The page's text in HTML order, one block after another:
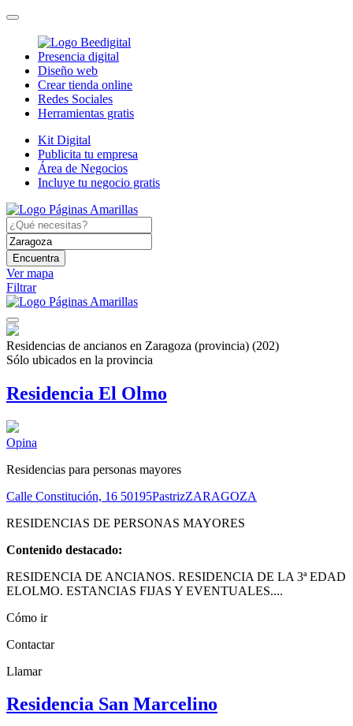
Presencia digital
Diseño web
Crear tienda online
Redes Sociales
Herramientas gratis
Kit Digital
Publicita tu empresa
Área de Negocios
Incluye tu negocio gratis
Encuentra
Ver mapa
Filtrar
Residencias de ancianos en Zaragoza (provincia) (202)
Sólo ubicados en la provincia
Residencia El Olmo
Opina
Residencias para personas mayores
Calle Constitución, 16 50195PastrizZARAGOZA
RESIDENCIAS DE PERSONAS MAYORES
Contenido destacado:
RESIDENCIA DE ANCIANOS. RESIDENCIA DE LA 3ª EDAD
ELOLMO. ESTANCIAS FIJAS Y EVENTUALES....
Cómo ir
Contactar
Llamar
Residencia San Marcelino